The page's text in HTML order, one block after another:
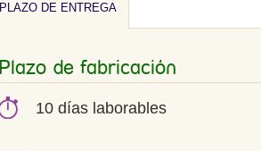
PLAZO DE ENTREGA
Plazo de fabricación
10 días laborables